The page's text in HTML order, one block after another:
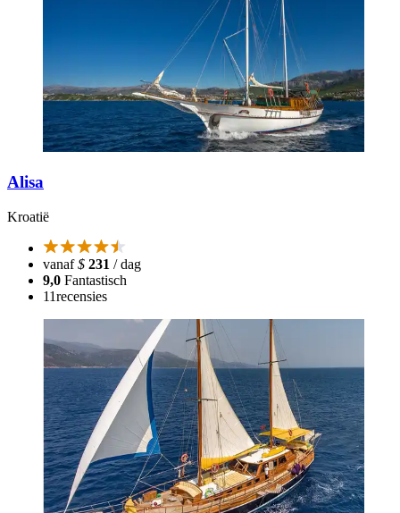
Alisa
Kroatië
vanaf$ 231 / dag
9,0 Fantastisch
11recensies